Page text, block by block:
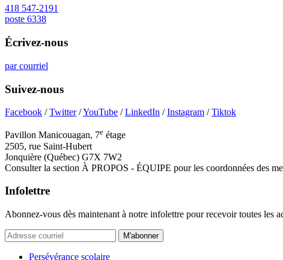
418 547-2191
poste 6338
Écrivez-nous
par courriel
Suivez-nous
Facebook /Twitter/YouTube /LinkedIn /Instagram /Tiktok
Pavillon Manicouagan, 7e étage
2505, rue Saint-Hubert
Jonquière (Québec) G7X 7W2
Consulter la section À PROPOS - ÉQUIPE pour les coordonnées des
Infolettre
Abonnez-vous dès maintenant à notre infolettre pour recevoir toutes les
M'abonner
Persévérance scolaire